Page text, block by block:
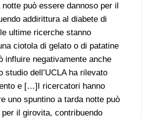
può essere dannoso per il
addirittura al diabete di
ultime ricerche stanno
ciotola di gelato o di patatine
influire negativamente anche
studio dell’UCLA ha rilevato
e […]I ricercatori hanno
uno spuntino a tarda notte può
il girovita, contribuendo